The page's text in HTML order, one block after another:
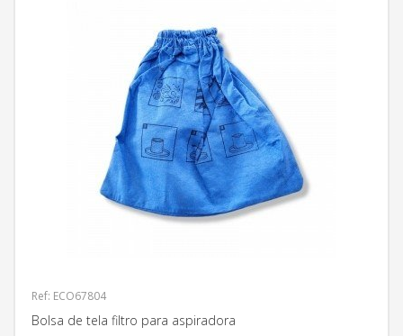
Ref: ECO67804
Bolsa de tela filtro para aspiradora